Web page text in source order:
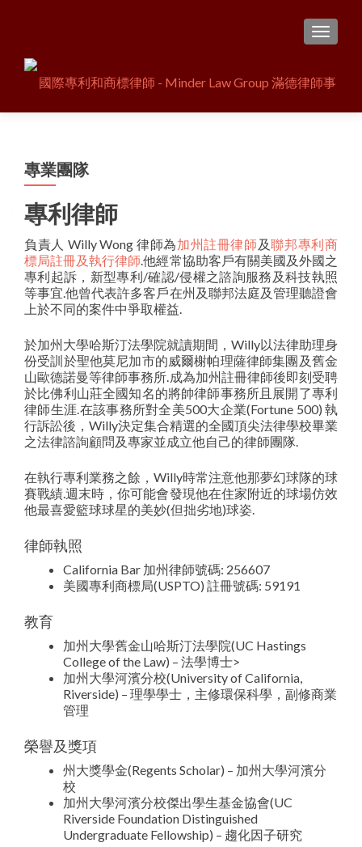
專業團隊
專利律師
負責人 Willy Wong 律師為加州註冊律師 及聯邦專利商
標局註冊及執行律師.他經常協助客戶有關美國及外國之
專利起訴，新型專利/確認/侵權之諮詢服務及科技執照
等事宜.他曾代表許多客戶在州及聯邦法庭及管理聽證會
上於不同的案件中爭取權益.
於加州大學哈斯汀法學院就讀期間，Willy以法律助理身
份受訓於聖他莫尼加市的威爾榭帕理薩律師集團及舊金
山歐德諾曼等律師事務所.成為加州註冊律師後即刻受聘
於比佛利山莊全國知名的將帥律師事務所且展開了專利
律師生涯.在該事務所對全美500大企業(Fortune 500) 執
行訴訟後，Willy決定集合精選的全國頂尖法律學校畢業
之法律諮詢顧問及專家並成立他自己的律師團隊.
在執行專利業務之餘，Willy時常注意他那夢幻球隊的球
賽戰績.週末時，你可能會發現他在住家附近的球場仿效
他最喜愛籃球球星的美妙(但拙劣地)球姿.
律師執照
California Bar 加州律師號碼: 256607
美國專利商標局(USPTO) 註冊號碼: 59191
教育
加州大學舊金山哈斯汀法學院(UC Hastings
College of the Law) – 法學博士>
加州大學河濱分校(University of California,
Riverside) – 理學學士，主修環保科學，副修商業
管理
榮譽及獎項
州大獎學金(Regents Scholar) – 加州大學河濱分
校
加州大學河濱分校傑出學生基金協會(UC
Riverside Foundation Distinguished
Undergraduate Fellowship) – 趨化因子研究